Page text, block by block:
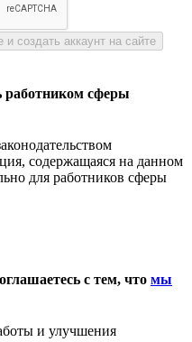
и создать аккаунт на сайте
работником сферы
содержащаяся на данном
для работников сферы
с тем, что мы
и улучшения